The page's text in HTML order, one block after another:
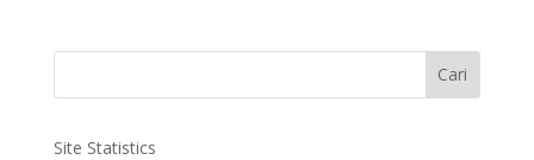
Cari
Site Statistics